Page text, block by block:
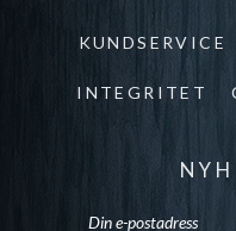
KUNDSERVICE
INTEGRITET